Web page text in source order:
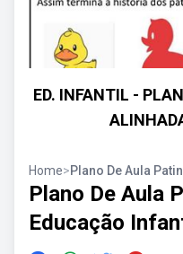
ED. INFANTIL -
Home>Plano De Aula
Plano De Aula
Educação